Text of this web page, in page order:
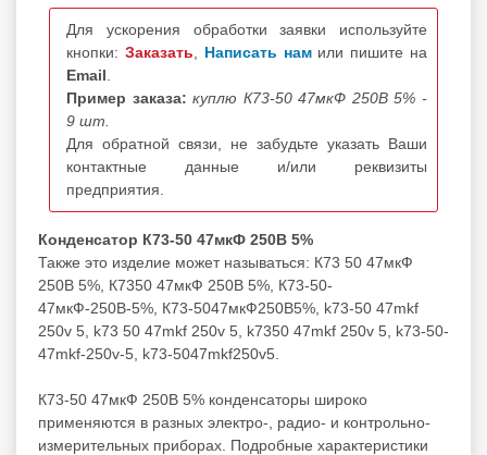
Для ускорения обработки заявки используйте
кнопки: Заказать Написать нам или пишите на
Email
Пример заказа: куплю К73-50 47мкФ 250В 5% -
9 шт.
Для обратной связи, не забудьте указать Ваши
контактные данные и/или реквизиты
предприятия.
Конденсатор К73-50 47мкФ 250В 5%
Также это изделие может называться: К73 50 47мкФ
250В 5%, К7350 47мкФ 250В 5%, К73-50-
47мкФ-250В-5%, К73-5047мкФ250В5%, k73-50 47mkf
250v 5, k73 50 47mkf 250v 5, k7350 47mkf 250v 5, k73-50-
47mkf-250v-5, k73-5047mkf250v5.
К73-50 47мкФ 250В 5% конденсаторы широко
применяются в разных электро-, радио- и контрольно-
измерительных приборах. Подробные характеристики